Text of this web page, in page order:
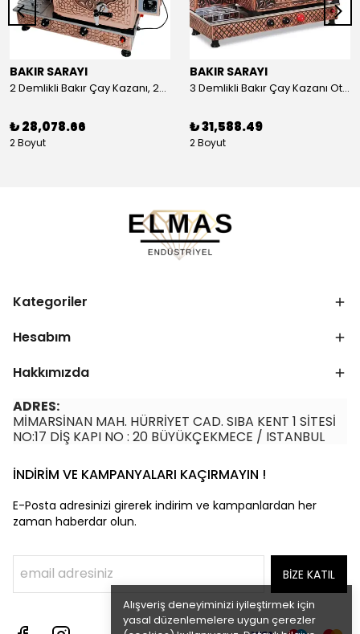
Alışveriş deneyiminizi iyileştirmek için
yasal düzenlemelere uygun çerezler
BAKIR SARAYI
2 Demlikli Bakır Çay Kazanı, 25 Litre
₺ 28,078.66
2 Boyut
BAKIR SARAYI
3 Demlikli Bakır Çay Kazanı Otomatik, 30 Litre
₺ 31,588.49
2 Boyut
Kategoriler
Hesabım
Hakkımızda
ADRES:
MİMARSİNAN MAH. HÜRRİYET CAD. SIBA KENT 1 SİTESİ
NO:17 DİŞ KAPI NO : 20 BÜYÜKÇEKMECE / ISTANBUL
İNDİRİM VE KAMPANYALARI KAÇIRMAYIN !
E-Posta adresinizi girerek indirim ve kampanlardan her
zaman haberdar olun.
BİZE KATIL